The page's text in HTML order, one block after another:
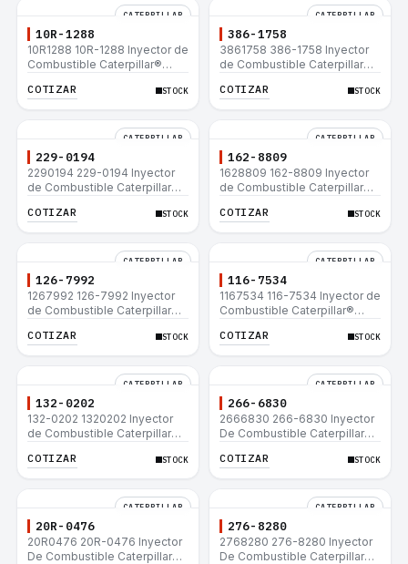
CATERPILLAR
10R-1288
10R1288 10R-1288 Inyector de
Combustible Caterpillar®
3516C 854G 992G
COTIZAR STOCK
CATERPILLAR
386-1758
3861758 386-1758 Inyector
de Combustible Caterpillar®
3516C 854G 992G
COTIZAR STOCK
CATERPILLAR
229-0194
2290194 229-0194 Inyector
de Combustible Caterpillar®
3516C 854G 992G
COTIZAR STOCK
CATERPILLAR
162-8809
1628809 162-8809 Inyector
de Combustible Caterpillar®
3516C 854G 992G
COTIZAR STOCK
CATERPILLAR
126-7992
1267992 126-7992 Inyector
de Combustible Caterpillar®
3516C 854G 992G
COTIZAR STOCK
CATERPILLAR
116-7534
1167534 116-7534 Inyector de
Combustible Caterpillar®
3516C 854G 992G
COTIZAR STOCK
CATERPILLAR
132-0202
132-0202 1320202 Inyector
de Combustible Caterpillar®
3516C 854G 992G
COTIZAR STOCK
CATERPILLAR
266-6830
2666830 266-6830 Inyector
De Combustible Caterpillar®
COTIZAR STOCK
CATERPILLAR
20R-0476
20R0476 20R-0476 Inyector
De Combustible Caterpillar®
CATERPILLAR
276-8280
2768280 276-8280 Inyector
De Combustible Caterpillar®